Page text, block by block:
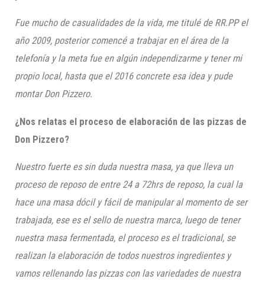
Fue mucho de casualidades de la vida, me titulé de RR.PP el
año 2009, posterior comencé a trabajar en el área de la
telefonía y la meta fue en algún independizarme y tener mi
propio local, hasta que el 2016 concrete esa idea y pude
montar Don Pizzero.
¿Nos relatas el proceso de elaboración de las pizzas de
Don Pizzero?
Nuestro fuerte es sin duda nuestra masa, ya que lleva un
proceso de reposo de entre 24 a 72hrs de reposo, la cual la
hace una masa dócil y fácil de manipular al momento de ser
trabajada, ese es el sello de nuestra marca, luego de tener
nuestra masa fermentada, el proceso es el tradicional, se
realizan la elaboración de todos nuestros ingredientes y
vamos rellenando las pizzas con las variedades de nuestra